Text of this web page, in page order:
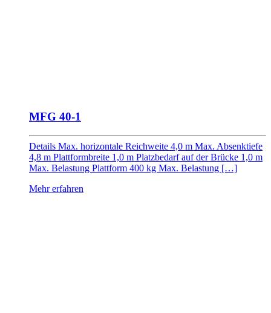
MFG 40-1
Details Max. horizontale Reichweite 4,0 m Max. Absenktiefe
4,8 m Plattformbreite 1,0 m Platzbedarf auf der Brücke 1,0 m
Max. Belastung Plattform 400 kg Max. Belastung […]
Mehr erfahren